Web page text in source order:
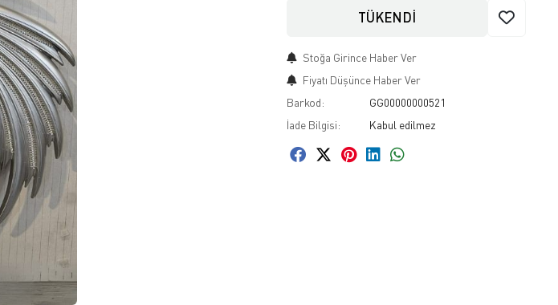
TÜKENDİ
Stoğa Girince Haber Ver
Fiyatı Düşünce Haber Ver
Barkod:
GG00000000521
İade Bilgisi: